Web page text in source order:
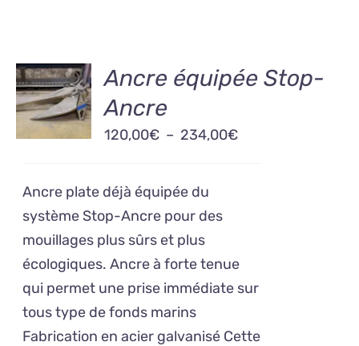
CHOIX
DES
OPTIONS
CE
PRODUIT
VARIATIONS.
LES
OPTIONS
PEUVENT
ÊTRE
CHOISIES
SUR
LA
PAGE
/
DÉTAILS
Ancre équipée Stop-
Ancre
120,00€ – 234,00€Plage
Ancre plate déjà équipée du
système Stop-Ancre pour des
mouillages plus sûrs et plus
écologiques. Ancre à forte tenue
qui permet une prise immédiate sur
tous type de fonds marins
Fabrication en acier galvanisé Cette